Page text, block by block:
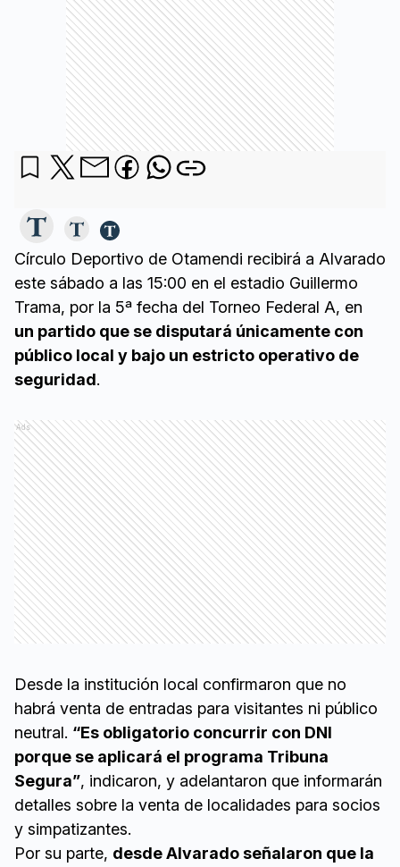
Círculo Deportivo de Otamendi recibirá a Alvarado
este sábado a las 15:00 en el estadio Guillermo
Trama, por la 5ª fecha del Torneo Federal A, en
un partido que se disputará únicamente con
público local y bajo un estricto operativo de
seguridad.
Ads
Desde la institución local confirmaron que no
habrá venta de entradas para visitantes ni público
neutral. “Es obligatorio concurrir con DNI
porque se aplicará el programa Tribuna
Segura”, indicaron, y adelantaron que informarán
detalles sobre la venta de localidades para socios
y simpatizantes.
Por su parte, desde Alvarado señalaron que la